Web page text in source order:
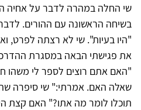
שי החלה במהרה לדבר על אחיה
בשיחה הראשונה עם ההורים.
"היו בעיות". שי לא רצתה לפרט,
את פגישתי הבאה במסגרת
"האם אתם רוצים לספר לי משהו
שאלה האם. אמרתי:" שי סיפרה
תוכלו לומר מה אתו?" האם קצת